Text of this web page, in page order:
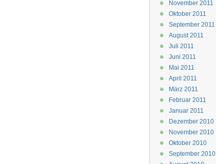
November 2011
Oktober 2011
September 2011
August 2011
Juli 2011
Juni 2011
Mai 2011
April 2011
März 2011
Februar 2011
Januar 2011
Dezember 2010
November 2010
Oktober 2010
September 2010